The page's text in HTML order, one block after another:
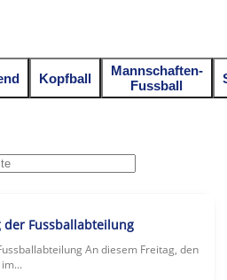
Kopfball
Mannschaften-
Fussball
der Fussballabteilung
An diesem Freitag, den